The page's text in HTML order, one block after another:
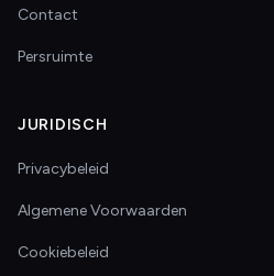
Contact
Persruimte
JURIDISCH
Privacybeleid
Algemene Voorwaarden
Cookiebeleid